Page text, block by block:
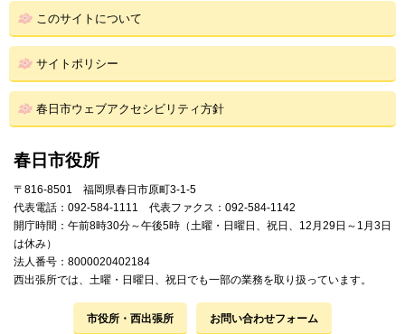
このサイトについて
サイトポリシー
春日市ウェブアクセシビリティ方針
春日市役所
〒816-8501 福岡県春日市原町3-1-5
代表電話：092-584-1111 代表ファクス：092-584-1142
開庁時間：午前8時30分～午後5時（土曜・日曜日、祝日、12月29日～1月3日
は休み）
法人番号：8000020402184
西出張所では、土曜・日曜日、祝日でも一部の業務を取り扱っています。
市役所・西出張所 お問い合わせフォーム